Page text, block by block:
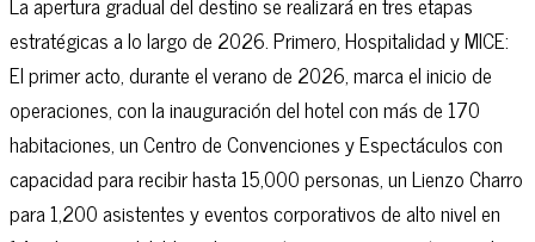
estratégicas a lo largo de 2026. Primero, Hospitalidad y MICE:
El primer acto, durante el verano de 2026, marca el inicio de
operaciones, con la inauguración del hotel con más de 170
habitaciones, un Centro de Convenciones y Espectáculos con
capacidad para recibir hasta 15,000 personas, un Lienzo Charro
para 1,200 asistentes y eventos corporativos de alto nivel en